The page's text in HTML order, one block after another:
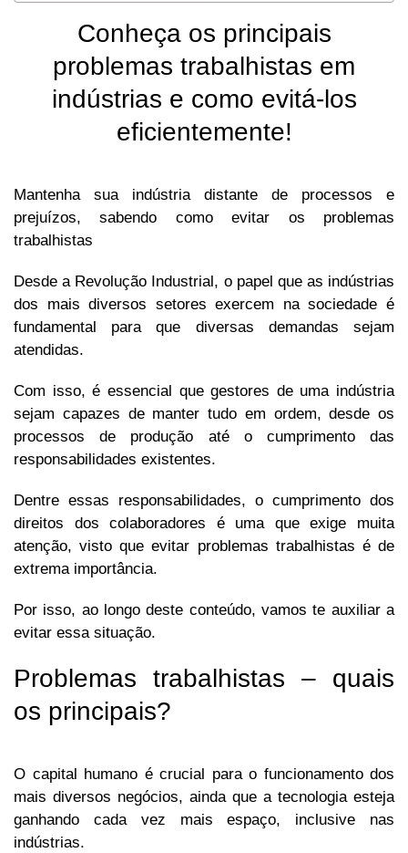
Conheça os principais
problemas trabalhistas em
indústrias e como evitá-los
eficientemente!
Mantenha sua indústria distante de processos e
prejuízos, sabendo como evitar os problemas
trabalhistas
Desde a Revolução Industrial, o papel que as indústrias
dos mais diversos setores exercem na sociedade é
fundamental para que diversas demandas sejam
atendidas.
Com isso, é essencial que gestores de uma indústria
sejam capazes de manter tudo em ordem, desde os
processos de produção até o cumprimento das
responsabilidades existentes.
Dentre essas responsabilidades, o cumprimento dos
direitos dos colaboradores é uma que exige muita
atenção, visto que evitar problemas trabalhistas é de
extrema importância.
Por isso, ao longo deste conteúdo, vamos te auxiliar a
evitar essa situação.
Problemas trabalhistas – quais
os principais?
O capital humano é crucial para o funcionamento dos
mais diversos negócios, ainda que a tecnologia esteja
ganhando cada vez mais espaço, inclusive nas
indústrias.